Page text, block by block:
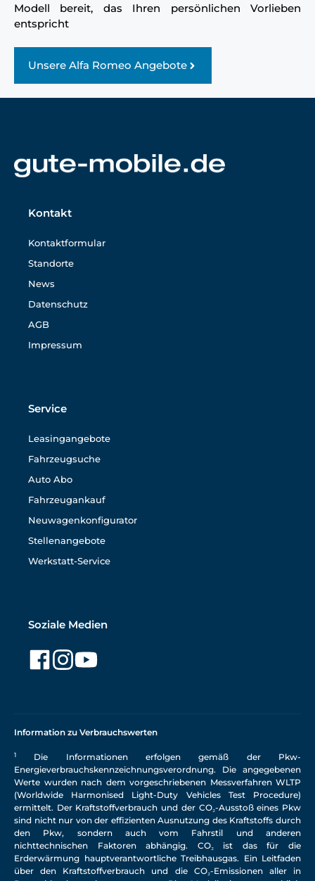
Modell bereit, das Ihren persönlichen Vorlieben
entspricht
Unsere Alfa Romeo Angebote
Kontakt
Kontaktformular
Standorte
News
Datenschutz
AGB
Impressum
Service
Leasingangebote
Fahrzeugsuche
Auto Abo
Fahrzeugankauf
Neuwagenkonfigurator
Stellenangebote
Werkstatt-Service
Soziale Medien
Information zu Verbrauchswerten
1
Die Informationen erfolgen gemäß der Pkw-
Energieverbrauchskennzeichnungsverordnung. Die angegebenen
Werte wurden nach dem vorgeschriebenen Messverfahren WLTP
(Worldwide Harmonised Light-Duty Vehicles Test Procedure)
ermittelt. Der Kraftstoffverbrauch und der CO₂-Ausstoß eines Pkw
sind nicht nur von der effizienten Ausnutzung des Kraftstoffs durch
den Pkw, sondern auch vom Fahrstil und anderen
nichttechnischen Faktoren abhängig. CO₂ ist das für die
Erderwärmung hauptverantwortliche Treibhausgas. Ein Leitfaden
über den Kraftstoffverbrauch und die CO₂-Emissionen aller in